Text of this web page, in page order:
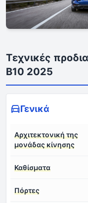
Τεχνικές
B10 2025
Γενικά
Αρχιτεκτονική της
μονάδας κίνησης
Καθίσματα
Πόρτες